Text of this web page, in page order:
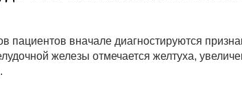
пациентов вначале диагностируются
железы отмечается желтуха,